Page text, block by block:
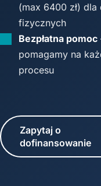
(max 6400 zł) dla
fizycznych
Bezpłatna pomoc
pomagamy na
procesu
Zapytaj o
dofinansowanie